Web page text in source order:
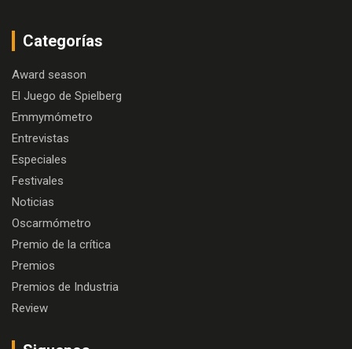
Categorías
Award season
El Juego de Spielberg
Emmymómetro
Entrevistas
Especiales
Festivales
Noticias
Oscarmómetro
Premio de la crítica
Premios
Premios de Industria
Review